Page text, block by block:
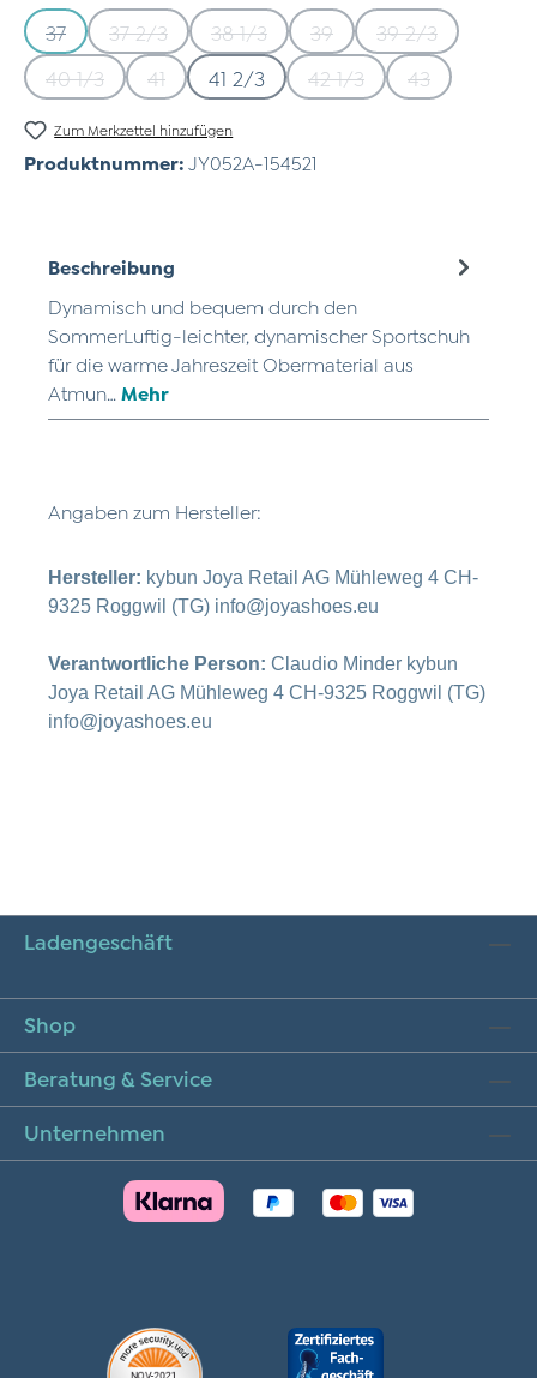
37(Diese Option ist zurzeit nicht verfügbar.)
37 2/3(Diese Option ist zurzeit nicht verfügbar.)
38 1/3(Diese Option ist zurzeit nicht
39(Diese Option ist zurzeit
39 2/3(Diese Option
40 1/3(Diese Option ist zurzeit nicht verfügbar.)
41(Diese Option ist zurzeit nicht verfügbar.)
41 2/3 42 1/3(Diese Option ist
43(Diese
Zum Merkzettel hinzufügen
Produktnummer: JY052A-154521
Beschreibung
Dynamisch und bequem durch den
SommerLuftig-leichter, dynamischer Sportschuh
für die warme Jahreszeit Obermaterial aus
Atmun… Mehr
Angaben zum Hersteller:
Hersteller: kybun Joya Retail AG Mühleweg 4 CH-
9325 Roggwil (TG) info@joyashoes.eu
Verantwortliche Person: Claudio Minder kybun
Joya Retail AG Mühleweg 4 CH-9325 Roggwil (TG)
info@joyashoes.eu
Ladengeschäft
Shop
Beratung & Service
Unternehmen